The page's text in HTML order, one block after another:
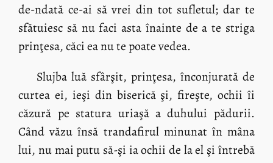
de-ndată ce-ai să vrei din tot sufletul; dar te
sfătuiesc să nu faci asta înainte de a te striga
prinţesa, căci ea nu te poate vedea.
Slujba luă sfârşit, prinţesa, înconjurată de
curtea ei, ieşi din biserică şi, fireşte, ochii îi
căzură pe statura uriaşă a duhului pădurii.
Când văzu însă trandafirul minunat în mâna
lui, nu mai putu să-şi ia ochii de la el şi întrebă